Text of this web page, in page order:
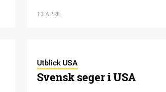
13 APRIL
Utblick USA
Svensk seger i USA